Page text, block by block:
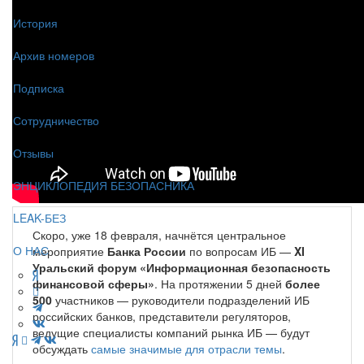
История
Архив номеров
Подписка
Сотрудничество
Отзывы
ЭНЦИКЛОПЕДИЯ БЕЗОПАСНИКА
LEAK-БЕЗ
О НАС
Скоро, уже 18 февраля, начнётся центральное
мероприятие Банка России по вопросам ИБ — XI
Уральский форум «Информационная безопасность
финансовой сферы». На протяжении 5 дней более
500 участников — руководители подразделений ИБ
российских банков, представители регуляторов,
ведущие специалисты компаний рынка ИБ — будут
обсуждать самые значимые для отрасли темы.